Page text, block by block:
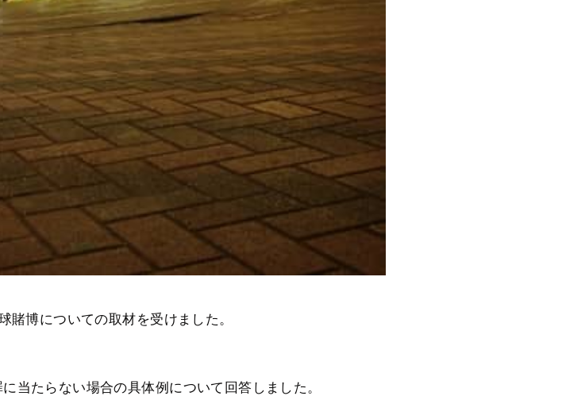
賭博についての取材を受けました。
当たらない場合の具体例について回答しました。